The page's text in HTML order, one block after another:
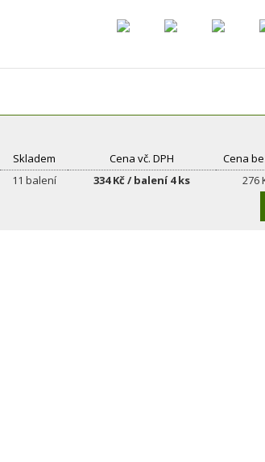
Skladem Cena vč. DPH Cena
11 balení 334 Kč / balení 4 ks 276